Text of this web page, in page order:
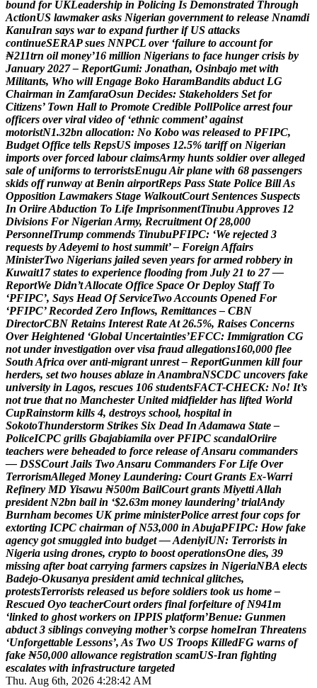
bound for UKLeadership in Policing Is Demonstrated Through
ActionUS lawmaker asks Nigerian government to release Nnamdi
KanuIran says war to expand further if US attacks
continueSERAP sues NNPCL over ‘failure to account for
₦211trn oil money’16 million Nigerians to face hunger crisis by
January 2027 – ReportGumi: Jonathan, Osinbajo met with
Militants, Who will Engage Boko HaramBandits abduct LG
Chairman in ZamfaraOsun Decides: Stakeholders Set for
Citizens’ Town Hall to Promote Credible PollPolice arrest four
officers over viral video of ‘ethnic comment’ against
motoristN1.32bn allocation: No Kobo was released to PFIPC,
Budget Office tells RepsUS imposes 12.5% tariff on Nigerian
imports over forced labour claimsArmy hunts soldier over alleged
sale of uniforms to terroristsEnuguAir plane with 68 passengers
skids off runway at Benin airportReps Pass State Police BillAs
Opposition Lawmakers Stage WalkoutCourt Sentences Suspects
In OriireAbduction To Life ImprisonmentTinubuApproves 12
Divisions For Nigerian Army, Recruitment Of 28,000
PersonnelTrump commends TinubuPFIPC: ‘We rejected 3
requests byAdeyemi to host summit’ – Foreign Affairs
MinisterTwo Nigerians jailed seven years for armed robbery in
Kuwait17 states to experience flooding from July 21 to 27 —
ReportWe Didn’tAllocate Office Space Or Deploy Staff To
‘PFIPC’, Says Head Of ServiceTwoAccounts Opened For
‘PFIPC’ Recorded Zero Inflows, Remittances – CBN
DirectorCBN Retains Interest RateAt 26.5%, Raises Concerns
Over Heightened ‘Global Uncertainties’EFCC: Immigration CG
not under investigation over visa fraud allegations160,000 flee
South Africa over anti-migrant unrest – ReportGunmen kill four
herders, set two houses ablaze in AnambraNSCDC uncovers fake
university in Lagos, rescues 106 studentsFACT-CHECK: No! It’s
not true that no Manchester United midfielder has lifted World
CupRainstorm kills 4, destroys school, hospital in
SokotoThunderstorm Strikes Six Dead In Adamawa State –
PoliceICPC grills Gbajabiamila over PFIPC scandalOriire
teachers were beheaded to force release ofAnsaru commanders
— DSSCourt Jails TwoAnsaru Commanders For Life Over
TerrorismAlleged Money Laundering: Court Grants Ex-Warri
Refinery MD Yisawu ₦500m BailCourt grants MiyettiAllah
president N2bn bail in ‘$2.63m money laundering’ trialAndy
Burnham becomes UK prime ministerPolice arrest four cops for
extorting ICPC chairman of N53,000 in AbujaPFIPC: How fake
agency got smuggled into budget —AdeniyiUN: Terrorists in
Nigeria using drones, crypto to boost operationsOne dies, 39
missing after boat carrying farmers capsizes in NigeriaNBA elects
Badejo-Okusanya president amid technical glitches,
protestsTerrorists released us before soldiers took us home –
Rescued Oyo teacherCourt orders final forfeiture of N941m
‘linked to ghost workers on IPPIS platform’Benue: Gunmen
abduct 3 siblings conveying mother’s corpse homeIran Threatens
‘Unforgettable Lessons’, As Two US Troops KilledFG warns of
fake ₦50,000 allowance registration scamUS-Iran fighting
escalates with infrastructure targeted
Thu. Aug 6th, 2026 4:28:43 AM